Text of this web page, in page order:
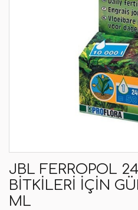
JBL FERROPOL
BITKILERI IÇIN
ML